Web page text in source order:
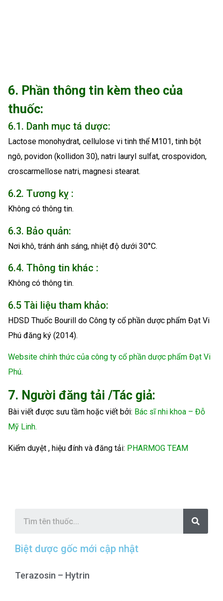
6. Phần thông tin kèm theo của
thuốc:
6.1. Danh mục tá dược:
Lactose monohydrat, cellulose vi tinh thể M101, tinh bột
ngô, povidon (kollidon 30), natri lauryl sulfat, crospovidon,
croscarmellose natri, magnesi stearat.
6.2. Tương kỵ :
Không có thông tin.
6.3. Bảo quản:
Nơi khô, tránh ánh sáng, nhiệt độ dưới 30°C.
6.4. Thông tin khác :
Không có thông tin.
6.5 Tài liệu tham khảo:
HDSD Thuốc Bourill do Công ty cổ phần dược phẩm Đạt Vi
Phú đăng ký (2014).
Website chính thức của công ty cổ phần dược phẩm Đạt Vi
Phú.
7. Người đăng tải /Tác giả:
Bài viết được sưu tầm hoặc viết bởi: Bác sĩ nhi khoa – Đỗ
Mỹ Linh.
Kiểm duyệt , hiệu đính và đăng tải: PHARMOG TEAM
S
a
r
Biệt dược gốc mới cập nhật
Terazosin – Hytrin